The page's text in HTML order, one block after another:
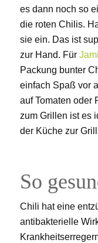
es dann noch so
die roten Chilis.
sie ein. Das ist
zur Hand. Für
Packung bunter
einfach Spaß vor
auf Tomaten oder
zum Grillen ist es
der Küche zur
So
Chili hat eine
antibakterielle